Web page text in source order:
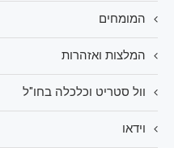
המומחים
המלצות ואזהרות
וול סטריט וכלכלה בחו"ל
וידאו